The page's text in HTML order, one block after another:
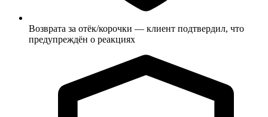
Возврата за отёк/корочки — клиент подтвердил, что
предупреждён о реакциях